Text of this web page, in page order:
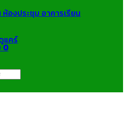
0
องประชุม อาคารเรียน
แคร์